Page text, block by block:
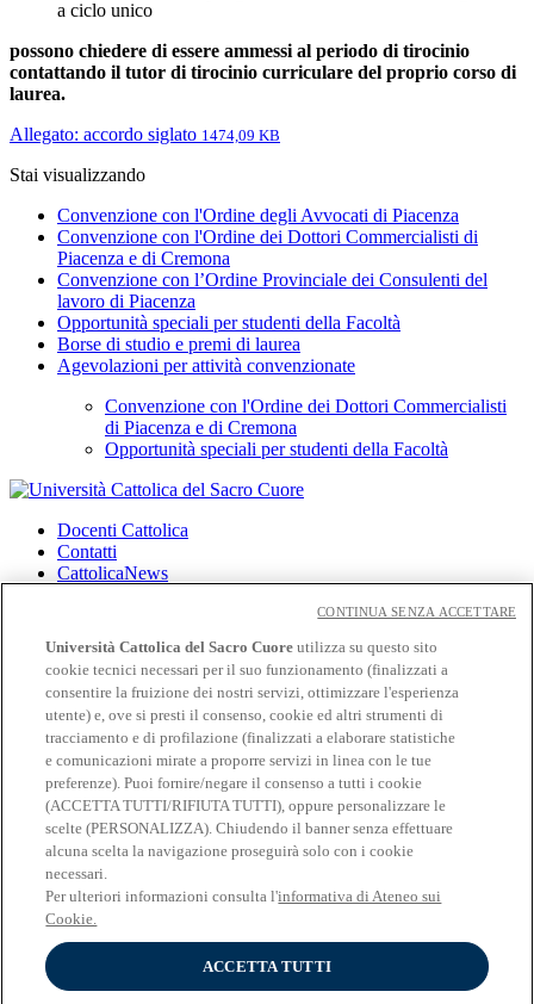
a ciclo unico
possono chiedere di essere ammessi al periodo di tirocinio
contattando il tutor di tirocinio curriculare del proprio corso di
laurea.
Allegato: accordo siglato 1474,09 KB
Stai visualizzando
Convenzione con l'Ordine degli Avvocati di Piacenza
Convenzione con l'Ordine dei Dottori Commercialisti di
Piacenza e di Cremona
Convenzione con l’Ordine Provinciale dei Consulenti del
lavoro di Piacenza
Opportunità speciali per studenti della Facoltà
Borse di studio e premi di laurea
Agevolazioni per attività convenzionate
Convenzione con l'Ordine dei Dottori Commercialisti
di Piacenza e di Cremona
Opportunità speciali per studenti della Facoltà
Docenti Cattolica
Contatti
CattolicaNews
CloudMail
CloudMail iCatt
Seguici su:
Facebook
Twitter
Instagram
Linkedin
YouTube
UNIVERSITÀ CATTOLICA
del Sacro Cuore
LARGO A. GEMELLI, 1 - 20123 Milano
C.F. & P.IVA 02133120150
Università Cattolica del Sacro Cuore utilizza su questo sito
cookie tecnici necessari per il suo funzionamento (finalizzati a
consentire la fruizione dei nostri servizi, ottimizzare l'esperienza
utente) e, ove si presti il consenso, cookie ed altri strumenti di
tracciamento e di profilazione (finalizzati a elaborare statistiche
e comunicazioni mirate a proporre servizi in linea con le tue
preferenze). Puoi fornire/negare il consenso a tutti i cookie
(ACCETTA TUTTI/RIFIUTA TUTTI), oppure personalizzare le
scelte (PERSONALIZZA). Chiudendo il banner senza effettuare
alcuna scelta la navigazione proseguirà solo con i cookie
necessari.
Per ulteriori informazioni consulta l'informativa di Ateneo sui
Cookie.
ACCETTA TUTTI
CONTINUA SENZA ACCETTARE